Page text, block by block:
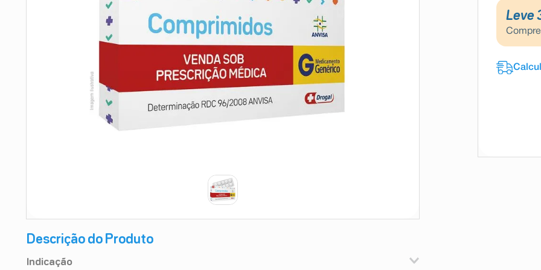
Descrição do Produto
Indicação
Leve
Compre
10ºshampoo